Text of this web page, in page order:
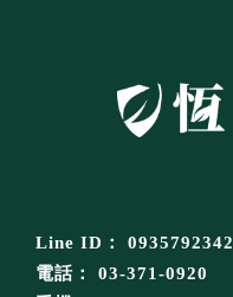
0935792342
03-371-0920